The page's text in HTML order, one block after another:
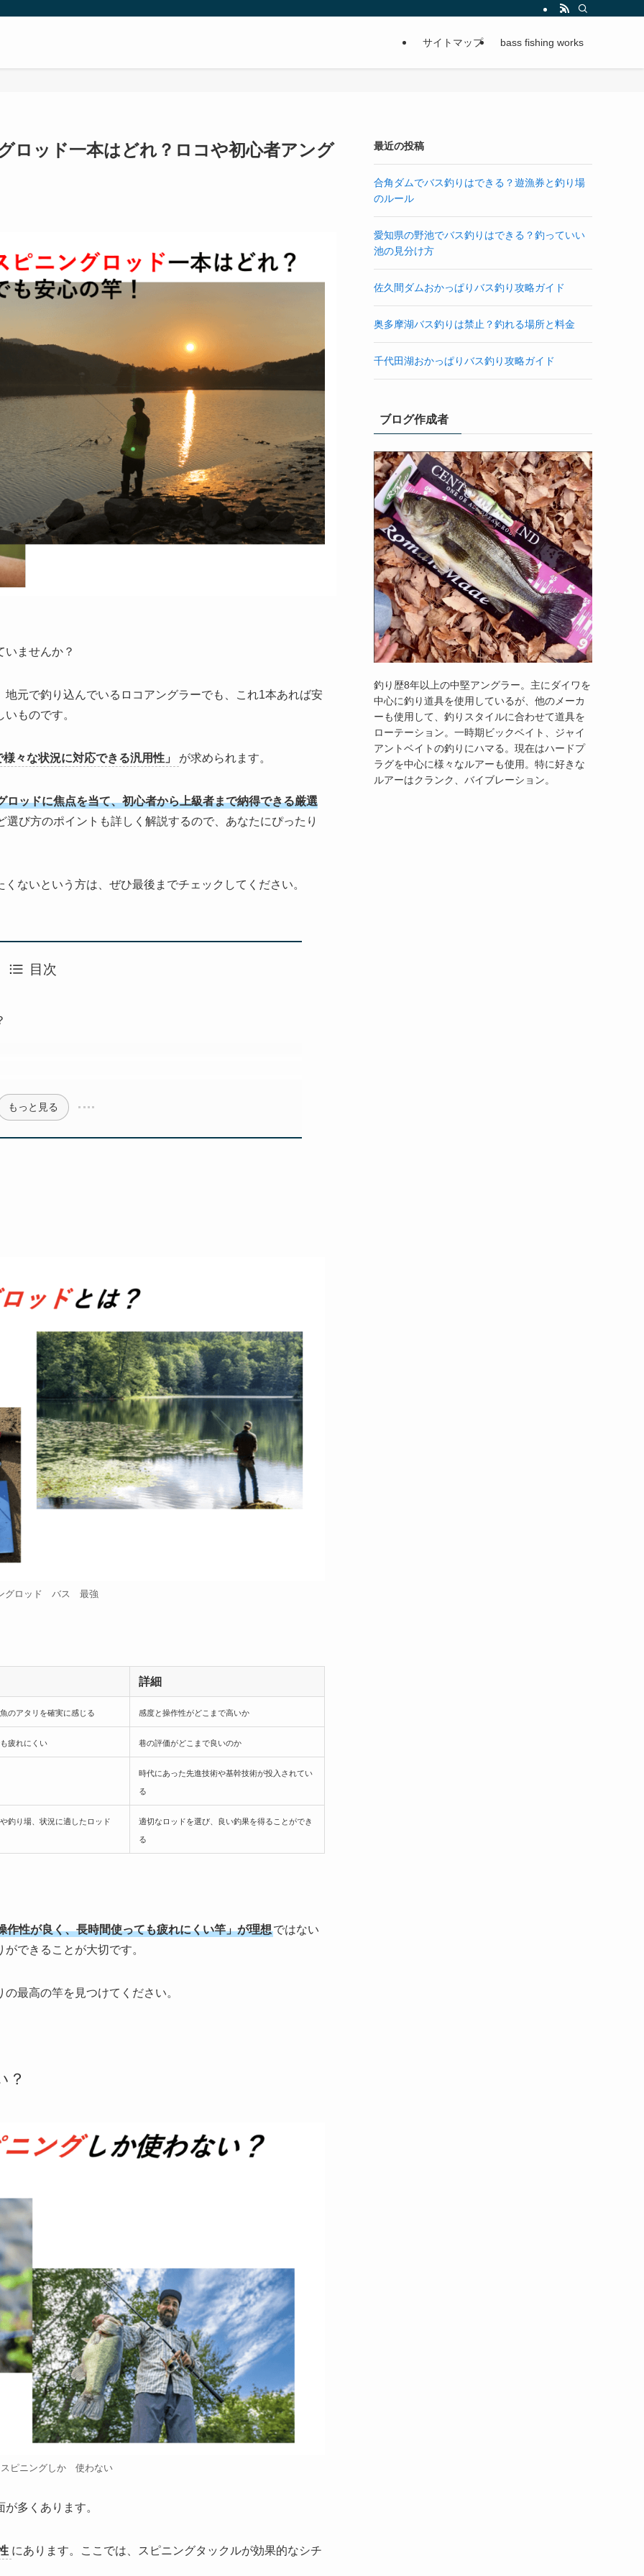
サイトマップ bass fishing works
ロッド一本はどれ？ロコや初心者アング
いませんか？
元で釣り込んでいるロコアングラーでも、これ1本あれば安
ものです。
々な状況に対応できる汎用性」 が求められます。
ロッドに焦点を当て、初心者から上級者まで納得できる厳選
び方のポイントも詳しく解説するので、あなたにぴったり
ないという方は、ぜひ最後までチェックしてください。
目次
もっと見る
グロッド バス 最強
詳細
のアタリを確実に感じる 感度と操作性がどこまで高いか
疲れにくい 巷の評価がどこまで良いのか
時代にあった先進技術や基幹技術が投入されてい
る
釣り場、状況に適したロッド 適切なロッドを選び、良い釣果を得ることができ
る
作性が良く、長時間使っても疲れにくい竿」が理想ではない
できることが大切です。
最高の竿を見つけてください。
？
ピニングしか 使わない
多くあります。
にあります。ここでは、スピニングタックルが効果的なシチ
最近の投稿
合角ダムでバス釣りはできる？遊漁券と釣り場
のルール
愛知県の野池でバス釣りはできる？釣っていい
池の見分け方
佐久間ダムおかっぱりバス釣り攻略ガイド
奥多摩湖バス釣りは禁止？釣れる場所と料金
千代田湖おかっぱりバス釣り攻略ガイド
ブログ作成者
釣り歴8年以上の中堅アングラー。主にダイワを
中心に釣り道具を使用しているが、他のメーカ
ーも使用して、釣りスタイルに合わせて道具を
ローテーション。一時期ビックベイト、ジャイ
アントベイトの釣りにハマる。現在はハードプ
ラグを中心に様々なルアーも使用。特に好きな
ルアーはクランク、バイブレーション。